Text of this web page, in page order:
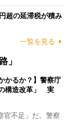
超の延滞税が積み
一覧を見る
」
かるか？】警察庁
構造改革」 実
官不足」だ。警察